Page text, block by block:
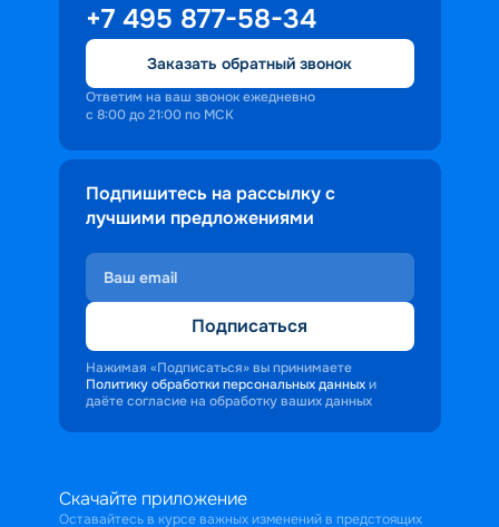
+7 495 877-58-34
Заказать обратный звонок
Ответим на ваш звонок ежедневно
с 8:00 до 21:00 по МСК
Подпишитесь на рассылку с
лучшими предложениями
Подписаться
Нажимая «Подписаться» вы принимаете
Политику обработки персональных данных и
даёте согласие на обработку ваших данных
Скачайте приложение
Оставайтесь в курсе важных изменений в предстоящих